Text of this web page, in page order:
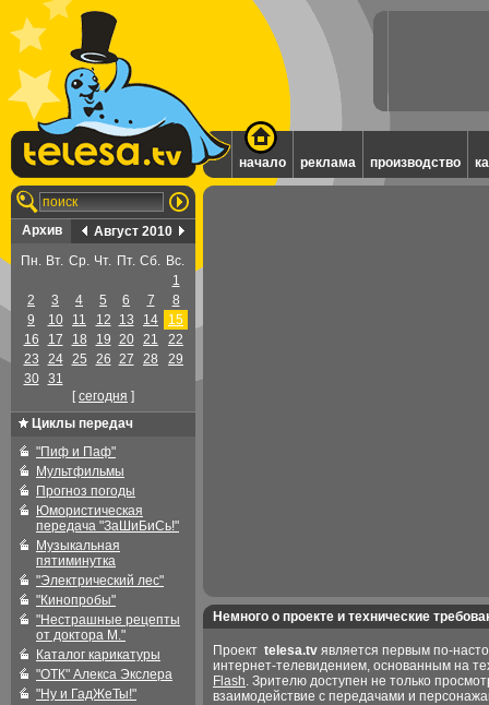
начало реклама производство
Архив
Август 2010
Пн. Вт. Ср. Чт. Пт. Сб. Вс.
1
2
3 4 5 6 7
8
9
10 11 12 13 14
15
16
17 18 19 20 21
22
23
24 25 26 27 28
29
30
31
[cегодня ]
Циклы передач
"Пиф и Паф"
Мультфильмы
Прогноз погоды
Юмористическая
передача "ЗаШиБиСь!"
Музыкальная
пятиминутка
"Электрический лес"
"Кинопробы"
"Нестрашные рецепты
от доктора М."
Каталог карикатуры
"ОТК" Алекса Экслера
"Ну и ГадЖеТы!"
Немного о проекте и технические
Проект telesa.tv является первым по-
интернет-телевидением, основанным на
Flash. Зрителю доступен не только
взаимодействие с передачами и